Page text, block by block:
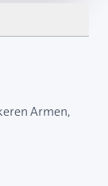
Armen,